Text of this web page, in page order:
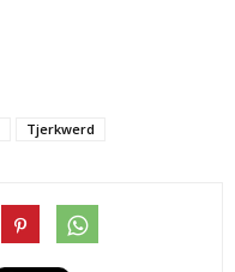
Tjerkwerd